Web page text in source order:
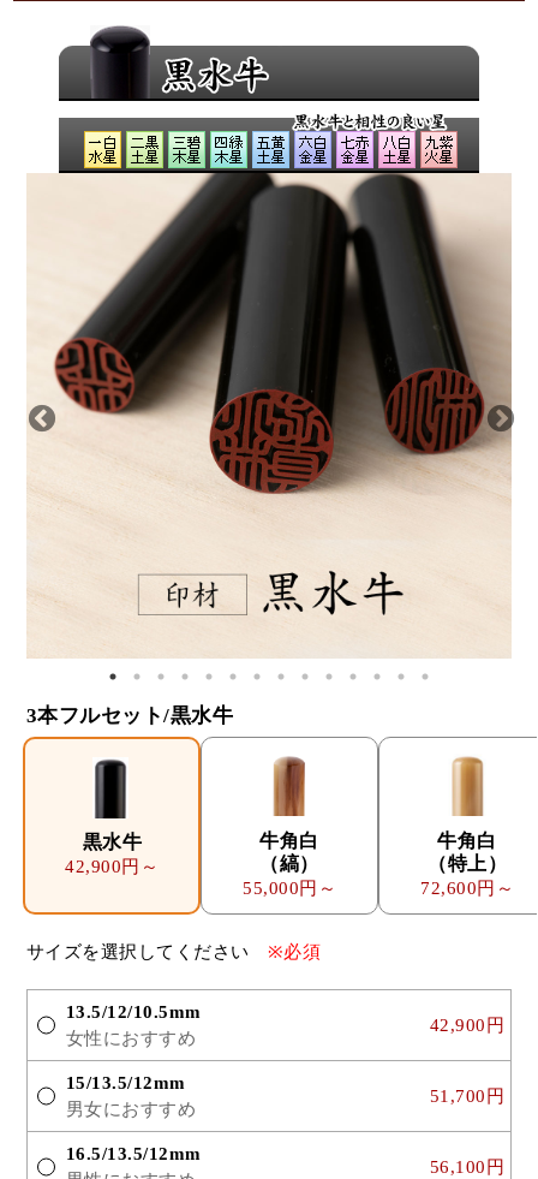
良いと言われることをきちんと取り入れて、吉印材と
印相体にてお彫りすることにより、お気持ちが前向き
になり自然とよい運気を招き入れられるのではないで
しょうか？
ご印鑑がそのあと押しになれば幸いでございます。
3本フルセット/黒水牛
黒水牛
42,900円～
牛角白
（縞）
55,000円～
牛角白
（特上）
72,600円～
サイズを選択してください ※必須
13.5/12/10.5mm
女性におすすめ
42,900円
15/13.5/12mm
男女におすすめ
51,700円
16.5/13.5/12mm
56,100円